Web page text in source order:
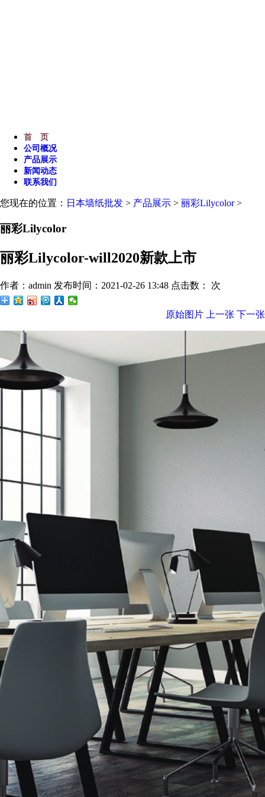
首 页
公司概况
产品展示
新闻动态
联系我们
您现在的位置： 日本墙纸批发 > 产品展示 > 丽彩Lilycolor>
丽彩Lilycolor
丽彩Lilycolor-will2020新款上市
作者：admin 发布时间：2021-02-26 13:48 点击数： 次
原始图片 上一张 下一张